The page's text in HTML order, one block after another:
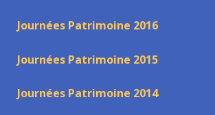
Journées Patrimoine 2016
Journées Patrimoine 2015
Journées Patrimoine 2014